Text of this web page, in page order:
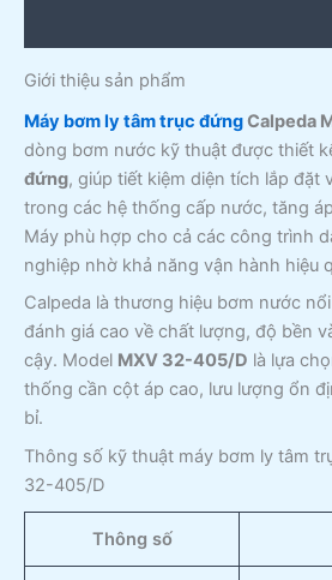
Giới thiệu sản phẩm
Máy bơm ly tâm trục đứngCalpeda
dòng bơm nước kỹ thuật được thiết
đứng, giúp tiết kiệm diện tích lắp đặt
trong các hệ thống cấp nước, tăng
Máy phù hợp cho cả các công trình
nghiệp nhờ khả năng vận hành hiệu
Calpeda là thương hiệu bơm nước
đánh giá cao về chất lượng, độ bền
cậy. Model MXV 32-405/D là lựa
thống cần cột áp cao, lưu lượng ổn
bỉ.
Thông số kỹ thuật máy bơm ly tâm
32-405/D
Thông số